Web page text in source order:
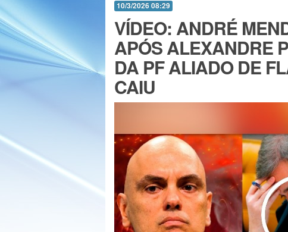
10/3/2026 08:29
VÍDEO: ANDRÉ
APÓS ALEXANDRE
DA PF ALIADO DE
CAIU